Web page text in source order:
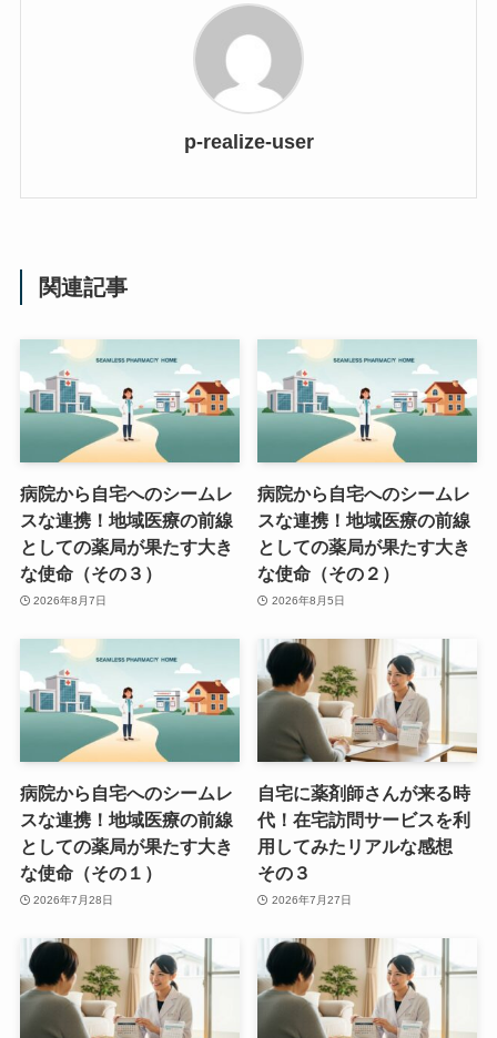
p-realize-user
関連記事
病院から自宅へのシームレ
スな連携！地域医療の前線
としての薬局が果たす大き
な使命（その３）
2026年8月7日
病院から自宅へのシームレ
スな連携！地域医療の前線
としての薬局が果たす大き
な使命（その２）
2026年8月5日
病院から自宅へのシームレ
スな連携！地域医療の前線
としての薬局が果たす大き
な使命（その１）
2026年7月28日
自宅に薬剤師さんが来る時
代！在宅訪問サービスを利
用してみたリアルな感想
その３
2026年7月27日